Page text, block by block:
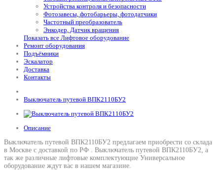
Устройства контроля и безопасности
Фотозавесы, фотобарьеры, фотодатчики
Частотный преобразователь
Энкодер, Датчик вращения
Показать все Лифтовое оборудование
Ремонт оборудования
Подъёмники
Эскалатор
Доставка
Контакты
Выключатель путевой ВПК2110БУ2
Описание
Выключатель путевой ВПК2110БУ2 предлагаем приобрести со склада
в Москве с доставкой по РФ . Выключатель путевой ВПК2110БУ2, а
так же различные лифтовые комплектующие Универсальное
оборудование ждут вас в нашем магазине.